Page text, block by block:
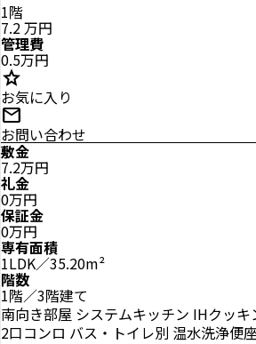
1階
7.2万円
管理費
0.5万円
star
お気に入り
mail
お問い合わせ
敷金
7.2万円
礼金
0万円
保証金
0万円
専有面積
1LDK／35.20m²
階数
1階／3階建て
南向き部屋 システムキッチン IHクッキ
2口コンロ バス・トイレ別 温水洗浄便